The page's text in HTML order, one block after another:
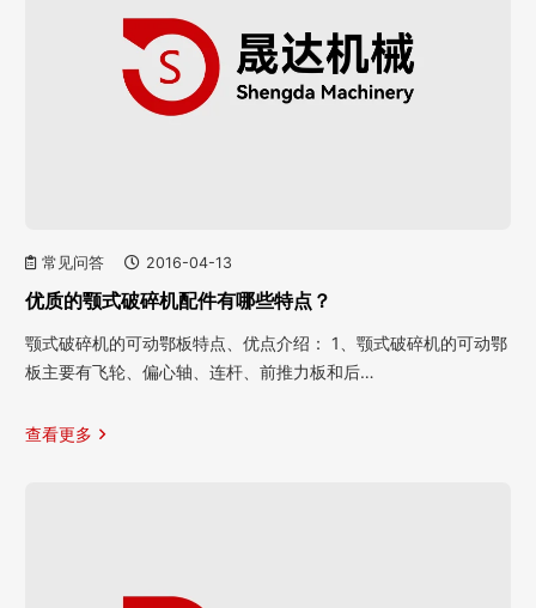
常见问答 2016-04-13
优质的颚式破碎机配件有哪些特点？
颚式破碎机的可动鄂板特点、优点介绍： 1、颚式破碎机的可动鄂
板主要有飞轮、偏心轴、连杆、前推力板和后…
查看更多